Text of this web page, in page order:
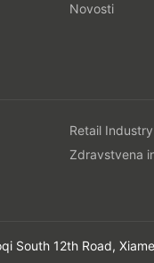
Novosti
Retail Industry
Zdravstvena
South 12th Road,